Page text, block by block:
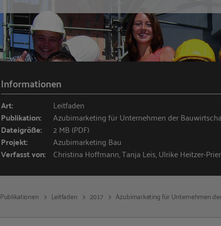
Informationen
Art: Leitfaden
Publikation: Azubimarketing für Unternehmen der
Dateigröße: 2 MB (PDF)
Projekt: Azubimarketing Bau
Verfasst von: Christina Hoffmann, Tanja Leis, Ulrike Heitzer-
Publikationen Leitfaden 2017 Azubimarketing für Unternehmen